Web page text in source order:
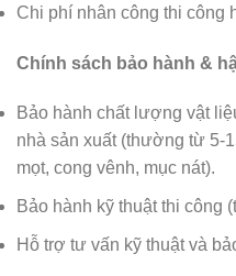
Chi phí nhân công thi công
Chính sách bảo hành &
Bảo hành chất lượng vật
nhà sản xuất (thường từ 5-
mọt, cong vênh, mục nát).
Bảo hành kỹ thuật thi công
Hỗ trợ tư vấn kỹ thuật và